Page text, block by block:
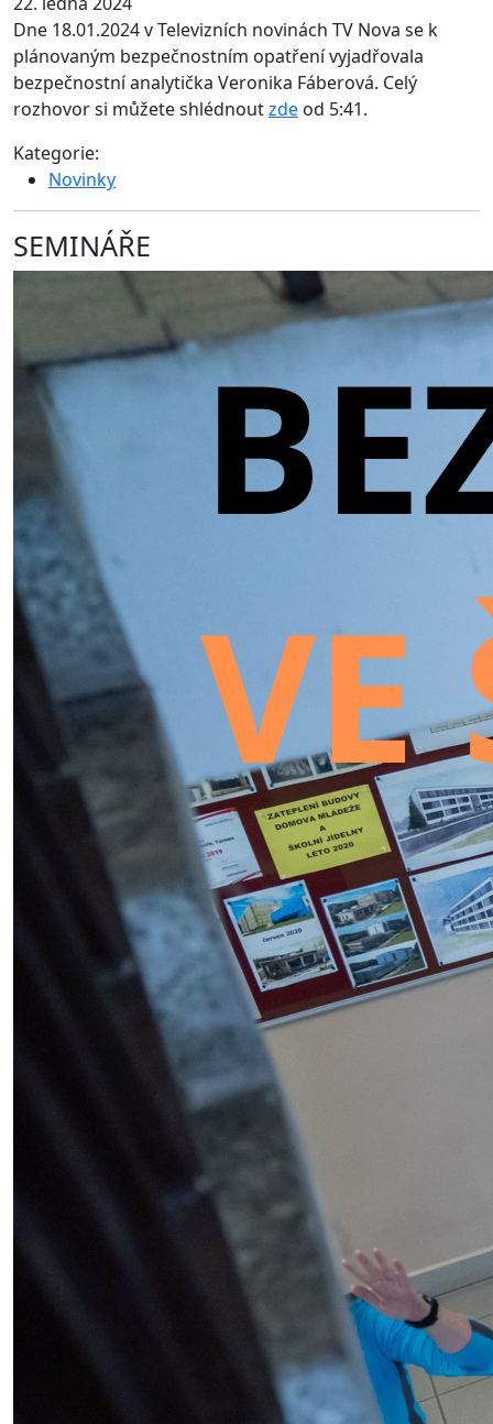
Dne 18.01.2024 v Televizních novinách TV Nova se k
plánovaným bezpečnostním opatření vyjadřovala
bezpečnostní analytička Veronika Fáberová. Celý
rozhovor si můžete shlédnoutzde od 5:41.
Kategorie:
Novinky
SEMINÁŘE